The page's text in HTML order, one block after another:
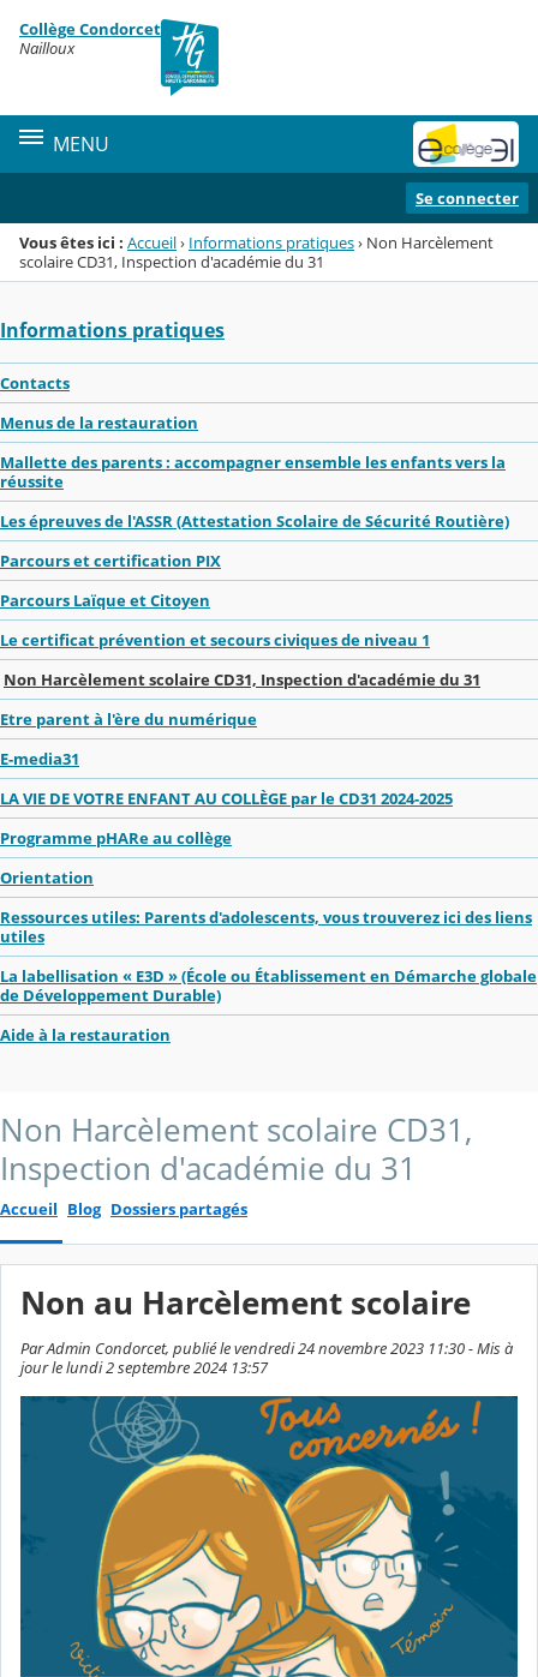
Menu de la rubrique
Contenu
Collège Condorcet
Nailloux
MENU
Se connecter
Vous êtes ici : Accueil› Informations pratiques› Non Harcèlement
scolaire CD31, Inspection d'académie du 31
Informations pratiques
Contacts
Menus de la restauration
Mallette des parents : accompagner ensemble les enfants vers la
réussite
Les épreuves de l'ASSR (Attestation Scolaire de Sécurité Routière)
Parcours et certification PIX
Parcours Laïque et Citoyen
Le certificat prévention et secours civiques de niveau 1
Non Harcèlement scolaire CD31, Inspection d'académie du 31
Etre parent à l'ère du numérique
E-media31
LA VIE DE VOTRE ENFANT AU COLLÈGE par le CD31 2024-2025
Programme pHARe au collège
Orientation
Ressources utiles: Parents d'adolescents, vous trouverez ici des liens
utiles
La labellisation « E3D » (École ou Établissement en Démarche globale
de Développement Durable)
Aide à la restauration
Non Harcèlement scolaire CD31,
Inspection d'académie du 31
Accueil Blog Dossiers partagés
Non au Harcèlement scolaire
Par Admin Condorcet, publié le vendredi 24 novembre 2023 11:30 - Mis à
jour le lundi 2 septembre 2024 13:57